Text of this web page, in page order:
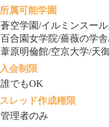
所属可能学園
蒼空学園/イルミンスー
百合園女学院/薔薇の学
葦原明倫館/空京大学/天
入会制限
誰でもOK
スレッド作成権限
管理者のみ